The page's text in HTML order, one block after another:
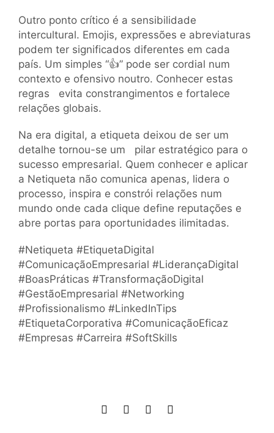
Outro ponto crítico é a sensibilidade
intercultural. Emojis, expressões e abreviaturas
podem ter significados diferentes em cada
país. Um simples “👍” pode ser cordial num
contexto e ofensivo noutro. Conhecer estas
regras evita constrangimentos e fortalece
relações globais.
Na era digital, a etiqueta deixou de ser um
detalhe tornou-se um pilar estratégico para o
sucesso empresarial. Quem conhecer e aplicar
a Netiqueta não comunica apenas, lidera o
processo, inspira e constrói relações num
mundo onde cada clique define reputações e
abre portas para oportunidades ilimitadas.
#Netiqueta #EtiquetaDigital
#ComunicaçãoEmpresarial #LiderançaDigital
#BoasPráticas #TransformaçãoDigital
#GestãoEmpresarial #Networking
#Profissionalismo #LinkedInTips
#EtiquetaCorporativa #ComunicaçãoEficaz
#Empresas #Carreira #SoftSkills